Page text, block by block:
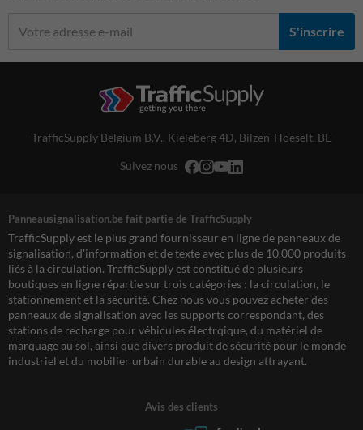
S'inscrire
TrafficSupply Belgium B.V., Kieleberg 4D, Bilzen-Hoeselt, BE
Suivez nous
Panneausignalisation.be fait partie de TrafficSupply
TrafficSupply est le plus grand fournisseur en ligne de panneaux de
signalisation, d'information et de texte avec plus de 10.000 produits
liés à la circulation. TrafficSupply est constitué de plusieurs
boutiques en ligne répartie sur trois catégories : la circulation, le
stationnement et la sécurité. Chez nous vous pouvez acheter des
panneaux de signalisation avec les supports correspondant, des
stations de recharge pour véhicules électrqique, du matériel de
marquage au sol, ainsi que divers produit de sécurité pour le monde
industriel et du mobilier urbain durable au design attrayant.
Avis des clients